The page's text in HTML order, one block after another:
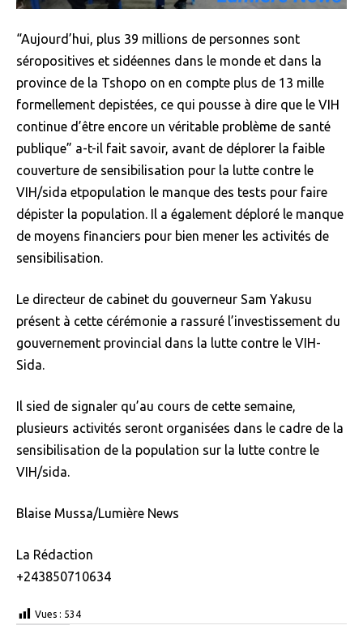
“Aujourd’hui, plus 39 millions de personnes sont
séropositives et sidéennes dans le monde et dans la
province de la Tshopo on en compte plus de 13 mille
formellement depistées, ce qui pousse à dire que le VIH
continue d’être encore un véritable problème de santé
publique” a-t-il fait savoir, avant de déplorer la faible
couverture de sensibilisation pour la lutte contre le
VIH/sida etpopulation le manque des tests pour faire
dépister la population. Il a également déploré le manque
de moyens financiers pour bien mener les activités de
sensibilisation.
Le directeur de cabinet du gouverneur Sam Yakusu
présent à cette cérémonie a rassuré l’investissement du
gouvernement provincial dans la lutte contre le VIH-
Sida.
Il sied de signaler qu’au cours de cette semaine,
plusieurs activités seront organisées dans le cadre de la
sensibilisation de la population sur la lutte contre le
VIH/sida.
Blaise Mussa/Lumière News
La Rédaction
+243850710634
Vues : 534